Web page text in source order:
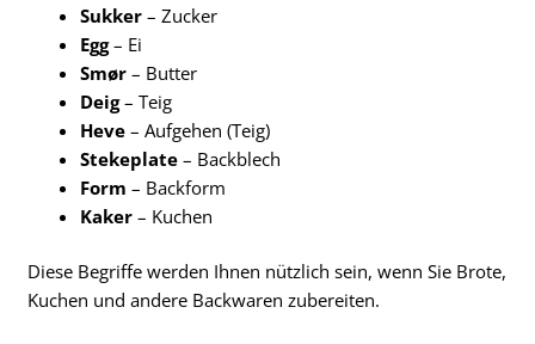
Sukker – Zucker
Egg– Ei
Smør – Butter
Deig– Teig
Heve – Aufgehen (Teig)
Stekeplate – Backblech
Form – Backform
Kaker – Kuchen
Diese Begriffe werden Ihnen nützlich sein, wenn Sie Brote,
Kuchen und andere Backwaren zubereiten.